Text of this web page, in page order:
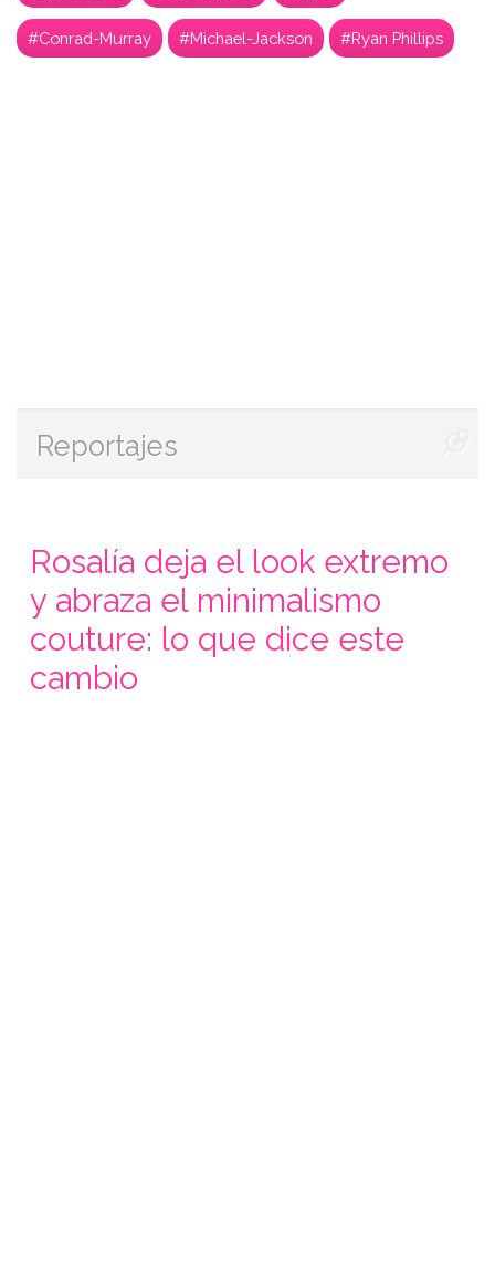
#Conrad-Murray #Michael-Jackson #Ryan Phillips
Reportajes
Rosalía deja el look extremo
y abraza el minimalismo
couture: lo que dice este
cambio